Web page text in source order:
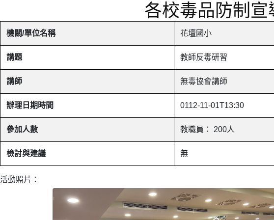
各校毒品防制
機關/單位名稱 花壇國小
講題 教師反毒研習
講師 無毒協會講師
辦理日期時間 0112-11-01T13:30
參加人數 教職員： 200人
檢討與建議 無
活動照片：